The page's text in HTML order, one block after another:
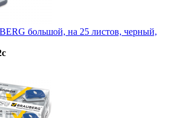
большой, на 25 листов, черный,